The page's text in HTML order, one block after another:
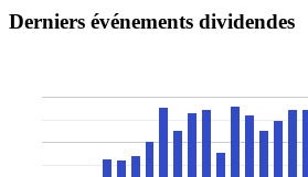
Derniers événements dividendes